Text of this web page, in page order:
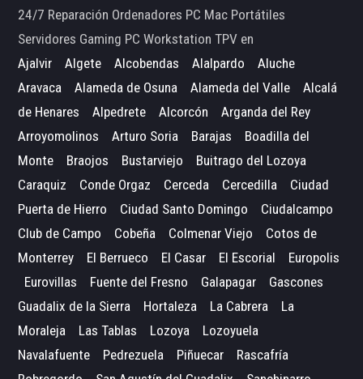
24/7 Reparación Ordenadores PC Mac Portátiles
Servidores Gaming PC Workstation TPV en
Ajalvir
Algete Alcobendas Alalpardo
Aluche
Aravaca
Alameda de Osuna Alameda del Valle
Alcalá
de Henares
Alpedrete Alcorcón
Arganda del Rey
Arroyomolinos
Arturo Soria Barajas
Boadilla del
Monte
Braojos Bustarviejo
Buitrago del Lozoya
Caraquiz
Conde Orgaz Cerceda Cercedilla
Ciudad
Puerta de Hierro
Ciudad Santo Domingo
Ciudalcampo
Club de Campo
Cobeña Colmenar Viejo
Cotos de
Monterrey
El Berrueco El Casar El Escorial
Europolis
Eurovillas
Fuente del Fresno Galapagar
Gascones
Guadalix de la Sierra
Hortaleza La Cabrera
La
Moraleja
Las Tablas Lozoya
Lozoyuela
Navalafuente
Pedrezuela Piñuecar
Rascafría